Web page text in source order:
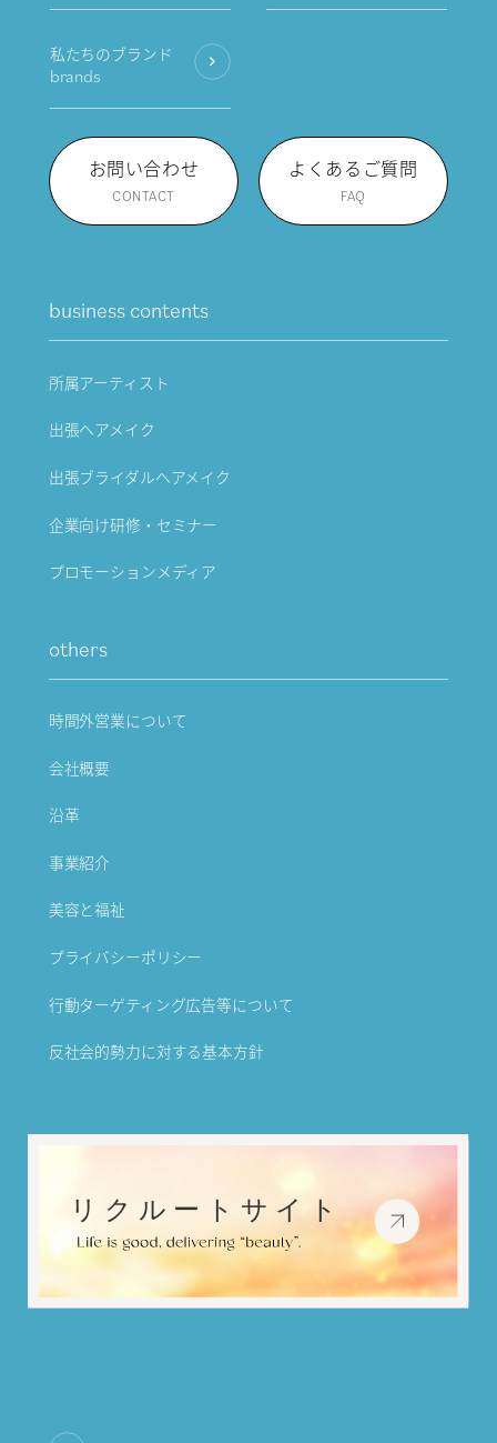
私たちのブランド
brands
お問い合わせ
CONTACT
よくあるご質問
FAQ
business contents
所属アーティスト
出張ヘアメイク
出張ブライダルヘアメイク
企業向け研修・セミナー
プロモーションメディア
others
時間外営業について
会社概要
沿革
事業紹介
美容と福祉
プライバシーポリシー
行動ターゲティング広告等について
反社会的勢力に対する基本方針